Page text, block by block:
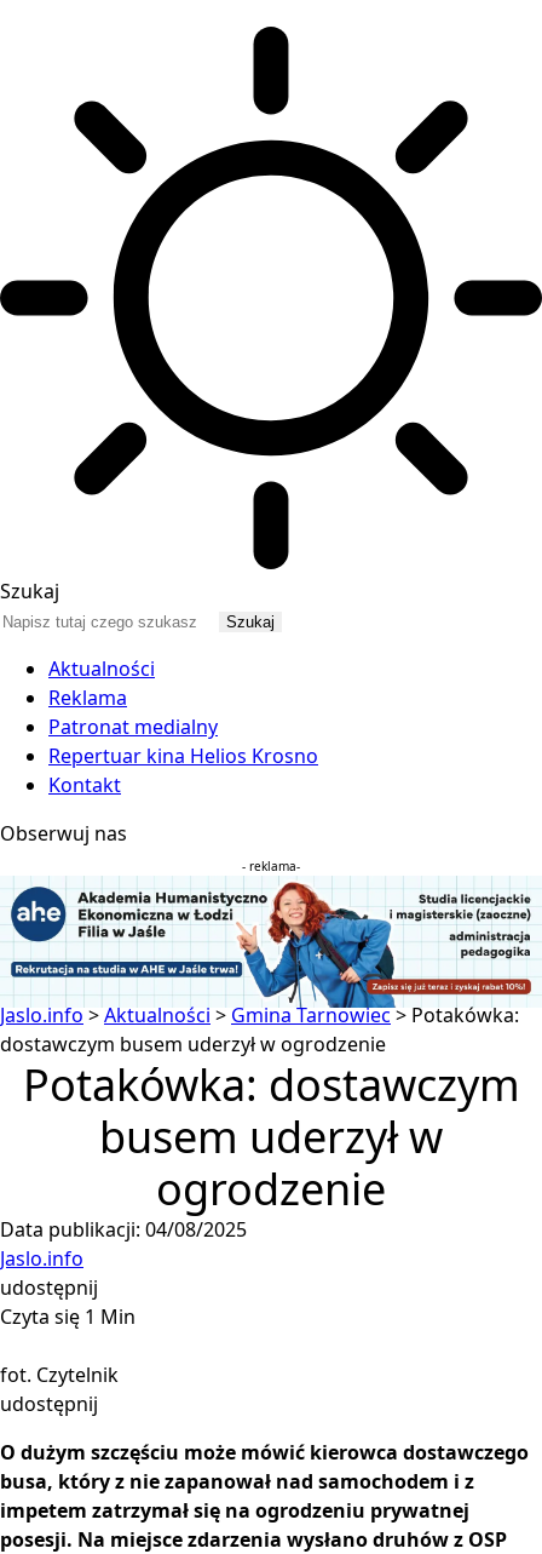
Szukaj
Aktualności
Reklama
Patronat medialny
Repertuar kina Helios Krosno
Kontakt
Obserwuj nas
- reklama-
Jaslo.info>Aktualności > Gmina Tarnowiec> Potakówka:
dostawczym busem uderzył w ogrodzenie
Potakówka: dostawczym
busem uderzył w
ogrodzenie
Data publikacji: 04/08/2025
Jaslo.info
udostępnij
Czyta się 1 Min
fot. Czytelnik
udostępnij
O dużym szczęściu może mówić kierowca dostawczego
busa, który z nie zapanował nad samochodem i z
impetem zatrzymał się na ogrodzeniu prywatnej
posesji. Na miejsce zdarzenia wysłano druhów z OSP